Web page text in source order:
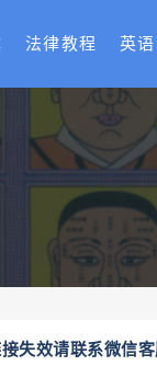
法律教程 英语
接失效请联系微信客